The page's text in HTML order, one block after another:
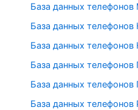
База данных телефонов
База данных
База данных телефонов
База данных
База данных телефонов
База данных телефонов